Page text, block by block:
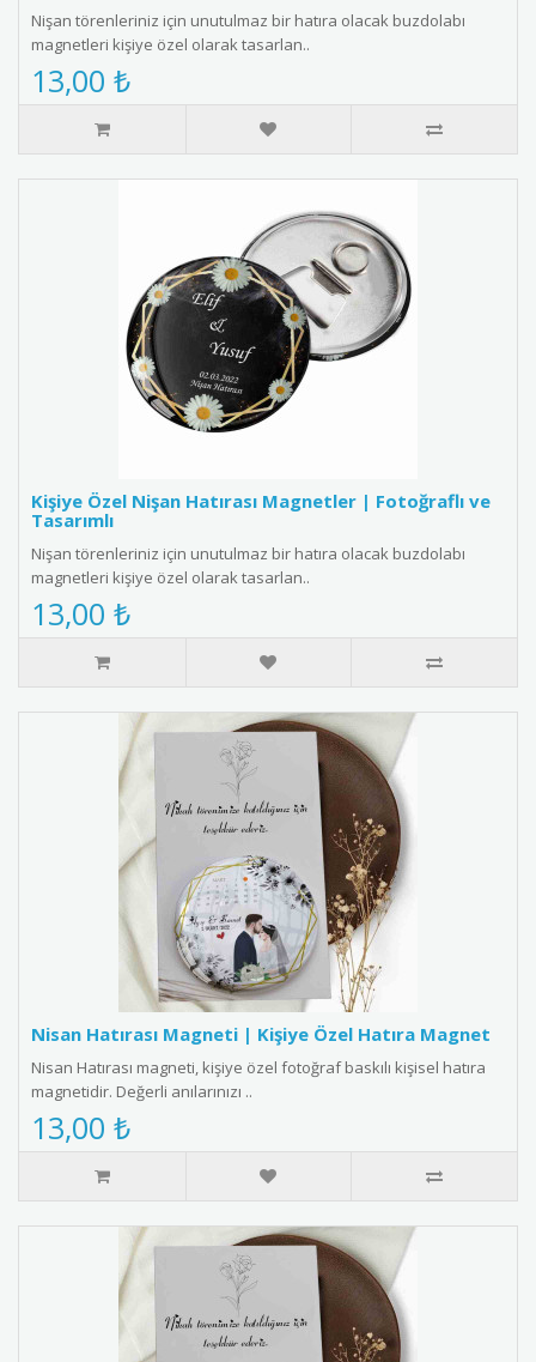
Nişan törenleriniz için unutulmaz bir hatıra olacak buzdolabı
magnetleri kişiye özel olarak tasarlan..
13,00 ₺
Kişiye Özel Nişan Hatırası Magnetler | Fotoğraflı ve
Tasarımlı
Nişan törenleriniz için unutulmaz bir hatıra olacak buzdolabı
magnetleri kişiye özel olarak tasarlan..
13,00 ₺
Nisan Hatırası Magneti | Kişiye Özel Hatıra Magnet
Nisan Hatırası magneti, kişiye özel fotoğraf baskılı kişisel hatıra
magnetidir. Değerli anılarınızı ..
13,00 ₺